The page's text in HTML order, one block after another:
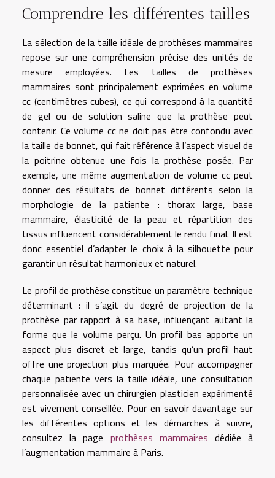
Comprendre les différentes tailles
La sélection de la taille idéale de prothèses mammaires
repose sur une compréhension précise des unités de
mesure employées. Les tailles de prothèses
mammaires sont principalement exprimées en volume
cc (centimètres cubes), ce qui correspond à la quantité
de gel ou de solution saline que la prothèse peut
contenir. Ce volume cc ne doit pas être confondu avec
la taille de bonnet, qui fait référence à l’aspect visuel de
la poitrine obtenue une fois la prothèse posée. Par
exemple, une même augmentation de volume cc peut
donner des résultats de bonnet différents selon la
morphologie de la patiente : thorax large, base
mammaire, élasticité de la peau et répartition des
tissus influencent considérablement le rendu final. Il est
donc essentiel d’adapter le choix à la silhouette pour
garantir un résultat harmonieux et naturel.
Le profil de prothèse constitue un paramètre technique
déterminant : il s’agit du degré de projection de la
prothèse par rapport à sa base, influençant autant la
forme que le volume perçu. Un profil bas apporte un
aspect plus discret et large, tandis qu’un profil haut
offre une projection plus marquée. Pour accompagner
chaque patiente vers la taille idéale, une consultation
personnalisée avec un chirurgien plasticien expérimenté
est vivement conseillée. Pour en savoir davantage sur
les différentes options et les démarches à suivre,
consultez la page prothèses mammaires dédiée à
l’augmentation mammaire à Paris.